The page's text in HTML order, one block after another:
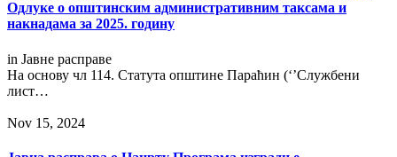
Одлуке о општинским административним таксама и
накнадама за 2025. годину
in Јавне расправе
На основу чл 114. Статута општине Параћин (‘’Службени
лист…
Nov 15, 2024